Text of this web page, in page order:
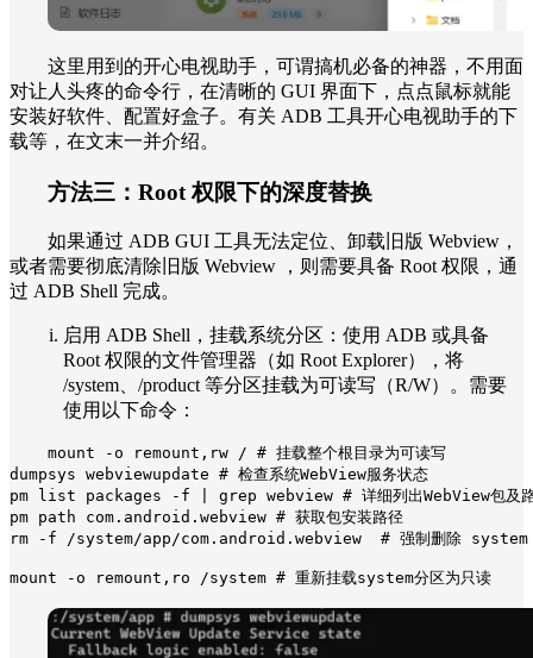
这里用到的开心电视助手，可谓搞机必备的神器，不用面
对让人头疼的命令行，在清晰的 GUI 界面下，点点鼠标就能
安装好软件、配置好盒子。有关 ADB 工具开心电视助手的下
载等，在文末一并介绍。
方法三：Root 权限下的深度替换
如果通过 ADB GUI 工具无法定位、卸载旧版 Webview，
或者需要彻底清除旧版 Webview ，则需要具备 Root 权限，通
过 ADB Shell 完成。
启用 ADB Shell，挂载系统分区：使用 ADB 或具备
Root 权限的文件管理器（如 Root Explorer），将
/system、/product 等分区挂载为可读写（R/W）。需要
使用以下命令：
mount -o remount,rw / # 挂载整个根目录为可读写
dumpsys webviewupdate # 检查系统WebView服务状态
pm list packages -f | grep webview # 详细列出WebView包及
pm path com.android.webview # 获取包安装路径
rm -f /system/app/com.android.webview  # 强制删除 system
mount -o remount,ro /system # 重新挂载system分区为只读